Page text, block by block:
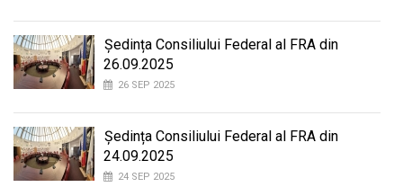
Ședința Consiliului Federal al FRA din
26.09.2025
26 SEP 2025
Ședința Consiliului Federal al FRA din
24.09.2025
24 SEP 2025